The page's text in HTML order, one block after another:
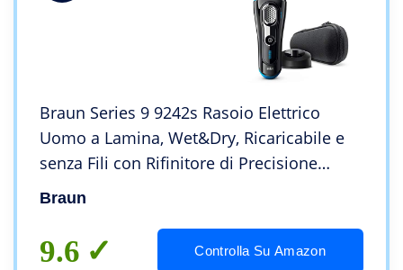
Braun Series 9 9242s Rasoio Elettrico
Uomo a Lamina, Wet&Dry, Ricaricabile e
senza Fili con Rifinitore di Precisione
Integrato, Base di Ricarica e Custodia da
Braun
9.6 Controlla Su Amazon